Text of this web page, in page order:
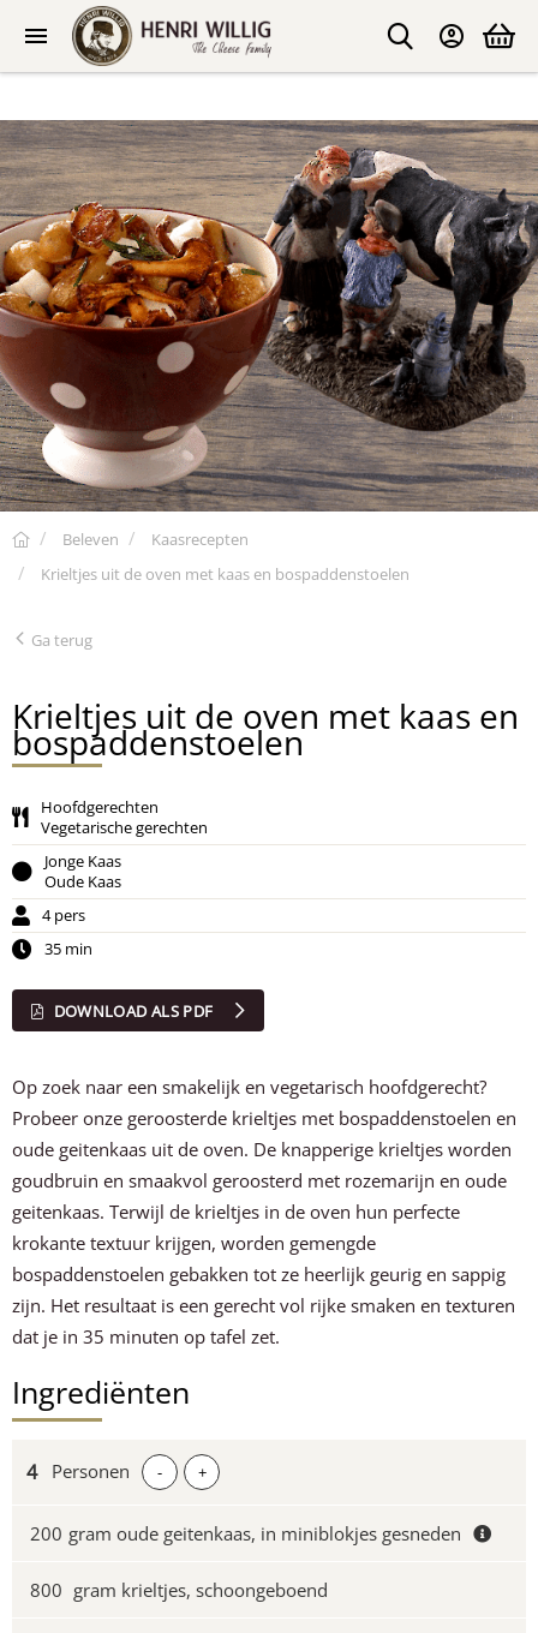
Beleven
Kaasrecepten
Krieltjes uit de oven met kaas en bospaddenstoelen
Ga terug
Krieltjes uit de oven met kaas en
bospaddenstoelen
Hoofdgerechten
Vegetarische gerechten
Jonge Kaas
Oude Kaas
4 pers
35 min
DOWNLOAD ALS PDF
Op zoek naar een smakelijk en vegetarisch hoofdgerecht?
Probeer onze geroosterde krieltjes met bospaddenstoelen en
oude geitenkaas uit de oven. De knapperige krieltjes worden
goudbruin en smaakvol geroosterd met rozemarijn en oude
geitenkaas. Terwijl de krieltjes in de oven hun perfecte
krokante textuur krijgen, worden gemengde
bospaddenstoelen gebakken tot ze heerlijk geurig en sappig
zijn. Het resultaat is een gerecht vol rijke smaken en texturen
dat je in 35 minuten op tafel zet.
Ingrediënten
Personen - +
200 gram oude geitenkaas, in miniblokjes gesneden
800 gram krieltjes, schoongeboend